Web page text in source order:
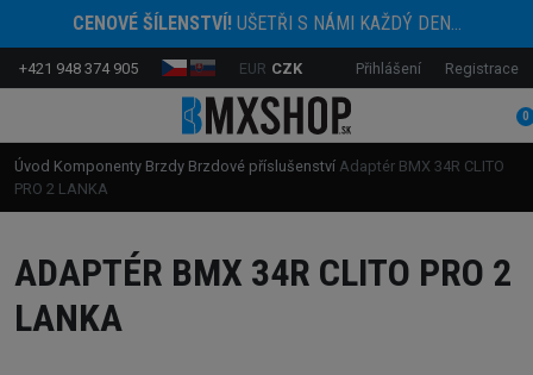
CENOVÉ ŠÍLENSTVÍ!UŠETŘI S NÁMI KAŽDÝ DEN...
+421 948 374 905 EUR CZK Přihlášení Registrace
0
Úvod Komponenty Brzdy Brzdové příslušenství Adaptér BMX 34R CLITO
PRO 2 LANKA
ADAPTÉR BMX 34R CLITO PRO 2
LANKA